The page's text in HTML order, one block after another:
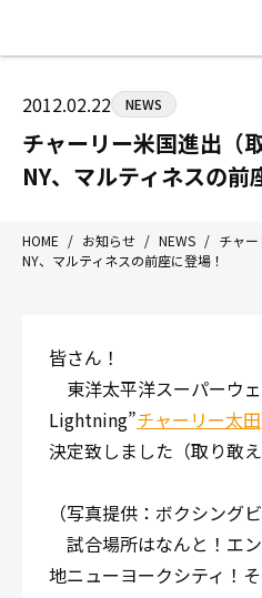
〒192-0072 東京都八王子
Tel/Fax：
営業時間：月〜土 14:00〜
HOME
ジムについて
トレーニング
アマ・スパー各大会・キ
入会案内
見学・1日体験
2012.02.22 NEWS
チャーリー米国進出（
NY、マルティネスの前
HOME / お知らせ / NEWS / チャ
NY、マルティネスの前座に登場！
皆さん！
東洋太平洋スーパーウ
Lightning”チャーリー太田
決定致しました（取り敢え
（写真提供：ボクシング
試合場所はなんと！エ
地ニューヨークシティ！